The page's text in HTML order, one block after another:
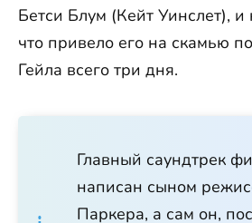
Бетси Блум (Кейт Уинслет), и
что привело его на скамью
Гейла всего три дня.
Главный саундтрек
написан сыном
Паркера, а сам он,